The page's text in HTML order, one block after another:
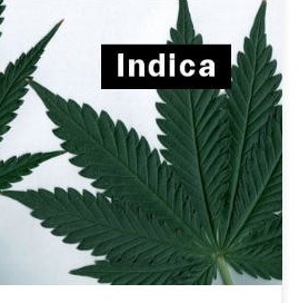
dowodów uprawy konopi pochodzą z
chińskiej ceramiki, około
Today. Chińczycy używali
papieru. Przez setki lat w tajemnicy
papieru, ale w końcu Japończycy
wieku naszej ery, a Arabowie dostali
w dziewiątym wieku. W […]